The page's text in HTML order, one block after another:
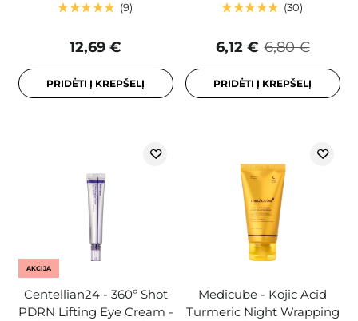
9
12,69 €
PRIDĖTI Į KREPŠELĮ
30
6,80 €
6,12 €
PRIDĖTI Į KREPŠELĮ
AKCIJA
Centellian24 - 360º Shot
PDRN Lifting Eye Cream -
Medicube - Kojic Acid
Turmeric Night Wrapping